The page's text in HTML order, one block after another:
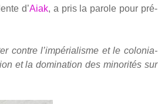
d’Aiak, a pris la parole pour pré­
contre l’impérialisme et le colo­nia­
et la domi­na­tion des mino­ri­tés sur